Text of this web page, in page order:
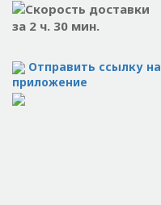
за 2 ч. 30 мин.
Отправить ссылку на
приложение